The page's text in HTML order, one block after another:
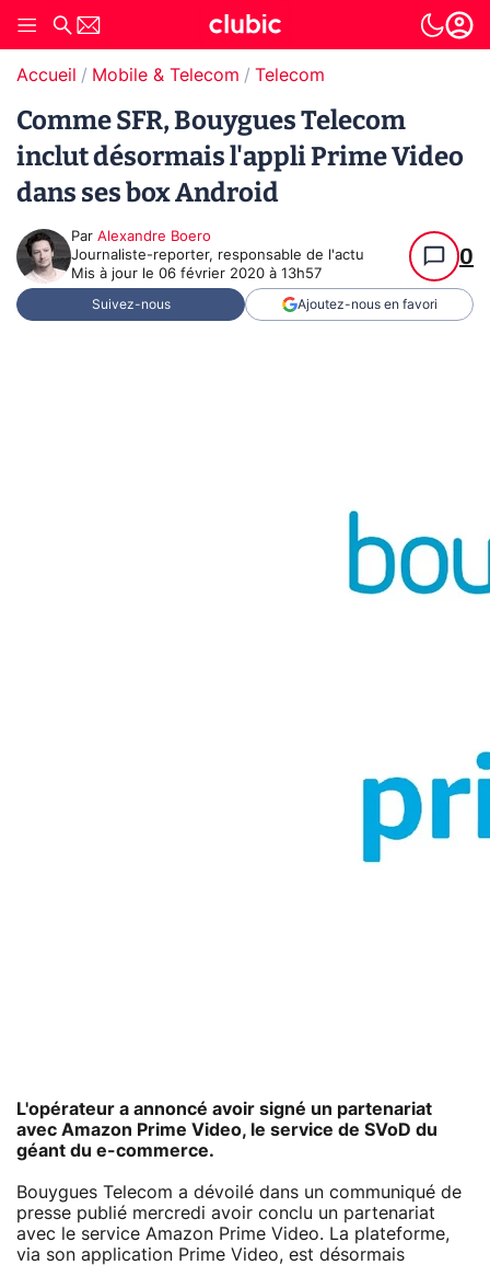
Accueil Mobile & Telecom Telecom
Comme SFR, Bouygues Telecom
inclut désormais l'appli Prime Video
dans ses box Android
Par Alexandre Boero
Journaliste-reporter, responsable de l'actu
Mis à jour le 06 février 2020 à 13h57
0
Suivez-nous Ajoutez-nous en favori
L'opérateur a annoncé avoir signé un partenariat
avec Amazon Prime Video, le service de SVoD du
géant du e-commerce.
Bouygues Telecom a dévoilé dans un communiqué de
presse publié mercredi avoir conclu un partenariat
avec le service Amazon Prime Video. La plateforme,
via son application Prime Video, est désormais